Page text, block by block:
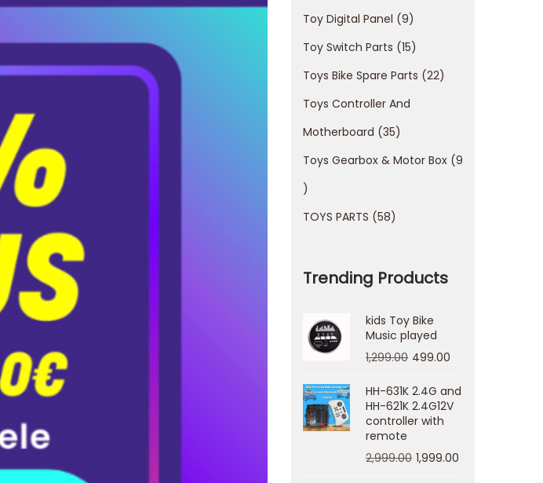
Toy Digital Panel 9
Toy Switch Parts 15
Toys Bike Spare Parts 22
Toys Controller And
Motherboard 35
Toys Gearbox & Motor Box 9
TOYS PARTS 58
Trending Products
kids Toy Bike
Music played
1,299.00 499.00
HH-631K 2.4G and
HH-621K 2.4G12V
controller with
remote
2,999.00 1,999.00